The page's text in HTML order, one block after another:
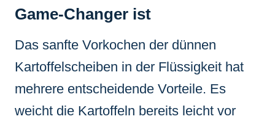
Game-Changer ist
Das sanfte Vorkochen der dünnen
Kartoffelscheiben in der Flüssigkeit hat
mehrere entscheidende Vorteile. Es
weicht die Kartoffeln bereits leicht vor